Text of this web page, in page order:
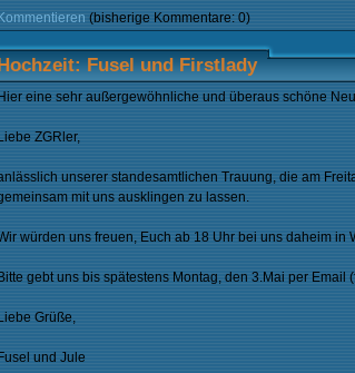
Kommentieren (bisherige Kommentare: 0)
Fusel und Firstlady
Hier eine sehr außergewöhnliche und überaus schöne
Liebe ZGRler,
unserer standesamtlichen Trauung, die am
mit uns ausklingen zu lassen.
würden uns freuen, Euch ab 18 Uhr bei uns daheim in
Bitte gebt uns bis spätestens Montag, den 3.Mai per
Liebe Grüße,
Fusel und Jule